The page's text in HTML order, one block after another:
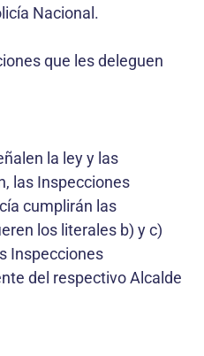
Nacional.
que les deleguen
la ley y las
las Inspecciones
cumplirán las
los literales b) y c)
Inspecciones
del respectivo Alcalde